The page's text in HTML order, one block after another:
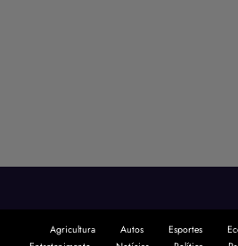
Agricultura Autos Esportes